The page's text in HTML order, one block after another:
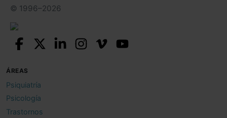
© 1996–2026
ÁREAS
Psiquiatría
Psicología
Trastornos